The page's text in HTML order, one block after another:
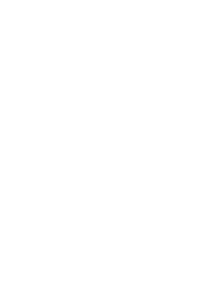
Fisch, den wir servieren, ist
Beilagentheke und die Salatbar.
Convenience-Produkte. In den
der Umgebungsluft, um das
Heizenergiekosten gegenüber
Wie plant man Portionsgrößen
den Appetit der Mitarbeitenden
werden wir nachweislich immer
Welche konkreten
Weil wir kaum noch
nachhaltigen Mehrwegbehälter
auch altes Speiseöl werden von
der Beilagentheke angeboten
Versuchen Sie, dabei auch
Natürlich schreiben wir